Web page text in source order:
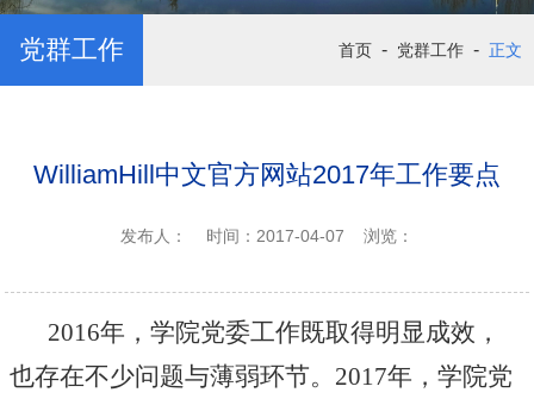
党群工作 首页 - 党群工作 - 正文
WilliamHill中文官方网站2017年工作要点
发布人： 时间：2017-04-07 浏览：
2016年，学院党委工作既取得明显成效，
也存在不少问题与薄弱环节。2017年，学院党